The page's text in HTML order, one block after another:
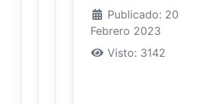
Publicado: 20
Febrero 2023
Visto: 3142